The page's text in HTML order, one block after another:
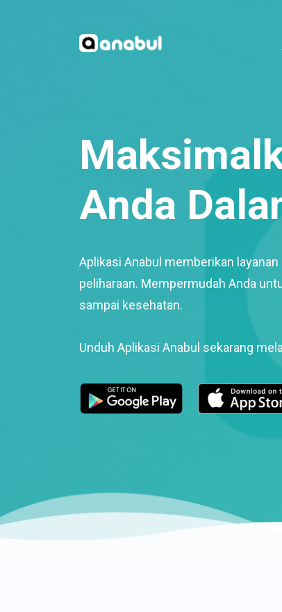
Anda
Aplikasi Anabul memberikan
peliharaan. Mempermudah Anda
sampai kesehatan.
Unduh Aplikasi Anabul sekarang